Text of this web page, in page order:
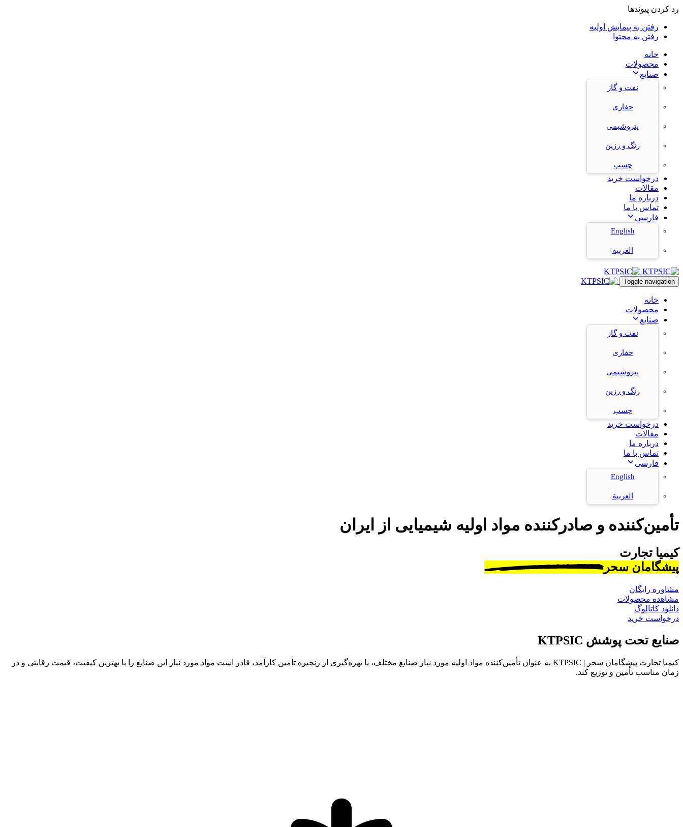
رد کردن پیوندها
رفتن به پیمایش اولیه
رفتن به محتوا
خانه
محصولات
صنایع
نفت و گاز
حفاری
پتروشیمی
رنگ و رزین
چسب
درخواست خرید
مقالات
درباره ما
تماس با ما
فارسی
English
العربية
Toggle navigation
خانه
محصولات
صنایع
نفت و گاز
حفاری
پتروشیمی
رنگ و رزین
چسب
درخواست خرید
مقالات
درباره ما
تماس با ما
فارسی
English
العربية
تأمین‌کننده و صادرکننده مواد اولیه شیمیایی از ایران
کیمیا تجارت
پیشگامان سحر
مشاوره رایگان
مشاهده محصولات
دانلود کاتالوگ
درخواست خرید
صنایع تحت پوشش KTPSIC
کیمیا تجارت پیشگامان سحر | KTPSIC به عنوان تأمین‌کننده مواد اولیه مورد نیاز صنایع مختلف، با بهره‌گیری از زنجیره تأمین کارآمد، قادر است مواد مورد نیاز این صنایع را با بهترین کیفیت، قیمت رقابتی و در
زمان مناسب تأمین و توزیع کند.